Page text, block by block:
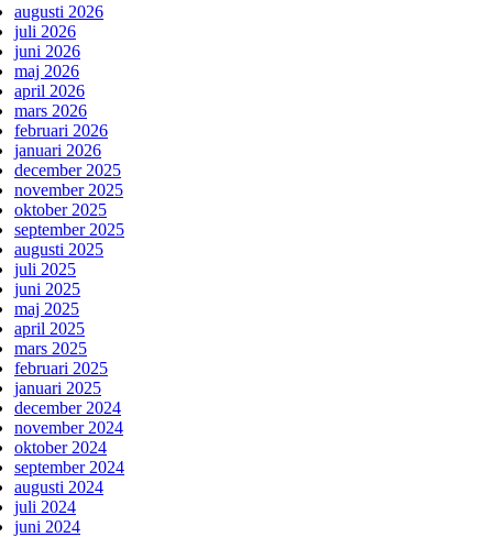
augusti 2026
juli 2026
juni 2026
maj 2026
april 2026
mars 2026
februari 2026
januari 2026
december 2025
november 2025
oktober 2025
september 2025
augusti 2025
juli 2025
juni 2025
maj 2025
april 2025
mars 2025
februari 2025
januari 2025
december 2024
november 2024
oktober 2024
september 2024
augusti 2024
juli 2024
juni 2024